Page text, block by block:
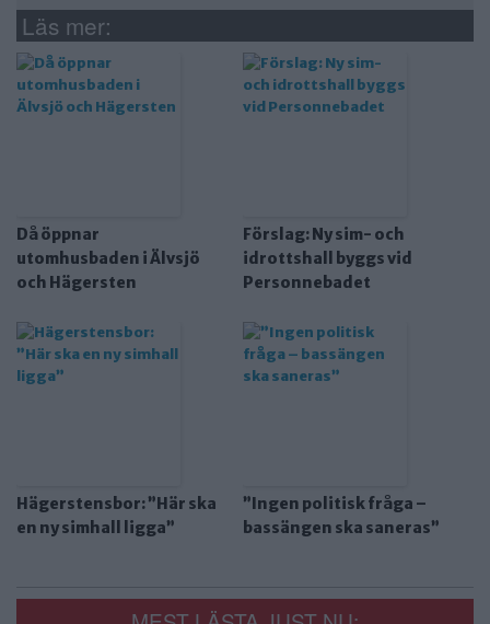
Läs mer:
Då öppnar
utomhusbaden i Älvsjö
och Hägersten
Förslag: Ny sim- och
idrottshall byggs vid
Personnebadet
Hägerstensbor: ”Här ska
en ny simhall ligga”
”Ingen politisk fråga –
bassängen ska saneras”